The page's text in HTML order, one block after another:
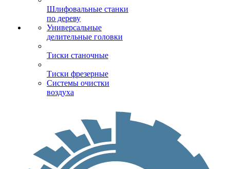
Шлифовальные станки
по дереву
Универсальные
делительные головки
Тиски станочные
Тиски фрезерные
Системы очистки
воздуха